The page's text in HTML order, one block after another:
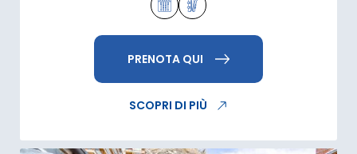
PRENOTA QUI
SCOPRI DI PIÙ